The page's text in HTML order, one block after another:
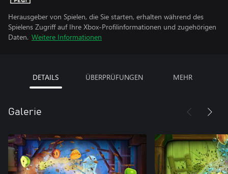
Herausgeber von Spielen, die Sie starten, erhalten während des
Spielens Zugriff auf Ihre Xbox-Profilinformationen und zugehörigen
Daten. Weitere Informationen
DETAILS ÜBERPRÜFUNGEN MEHR
Galerie